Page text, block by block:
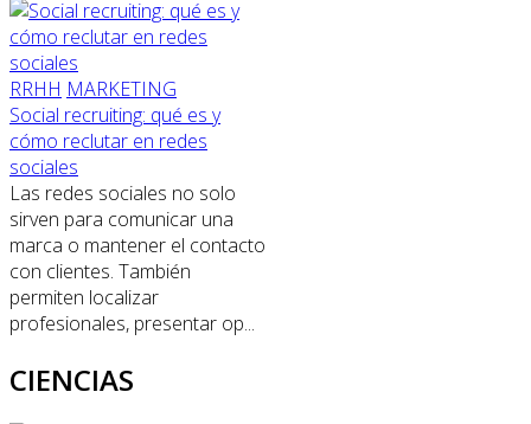
RRHH MARKETING
Social recruiting: qué es y
cómo reclutar en redes
sociales
Las redes sociales no solo
sirven para comunicar una
marca o mantener el contacto
con clientes. También
permiten localizar
profesionales, presentar op...
CIENCIAS